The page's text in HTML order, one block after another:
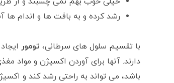
رشد کرده و به بافت ها و اندام
با تقسیم سلول های سرطانی، تومور
دارند. آنها برای آوردن اکسیژن و مواد
باشد، می تواند به راحتی رشد کند و